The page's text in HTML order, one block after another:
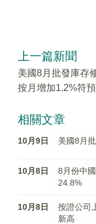
上一篇新聞
美國8月批發庫存
按月增加1.2%符
相關文章
10月9日 美國8月
10月8日
8月份中
24.8%
10月8日
按證公司
新高